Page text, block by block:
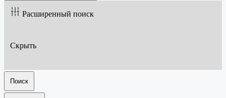
Расширенный поиск
Скрыть
Поиск